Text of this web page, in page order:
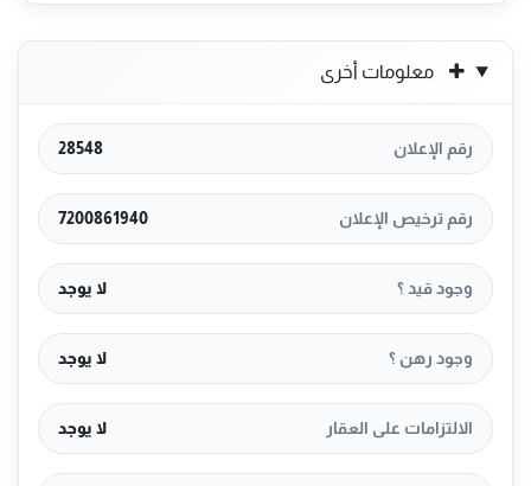
معلومات أخرى
رقم الإعلان 28548
رقم ترخيص الإعلان 7200861940
وجود قيد ؟ لا يوجد
وجود رهن ؟ لا يوجد
الالتزامات على العقار لا يوجد